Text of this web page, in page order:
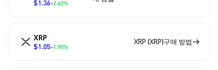
$1.36+2.40%
XRP
$1.05+1.90%
XRP (XRP)구매 방법